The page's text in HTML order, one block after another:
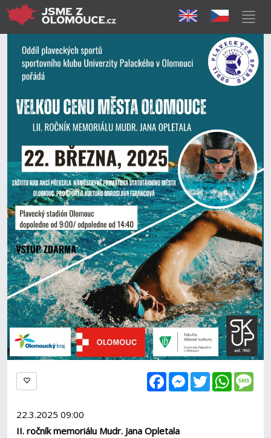
FacebookMessenger
Twitter
22.3.2025 09:00
II. ročník memoriálu Mudr. Jana Opletala